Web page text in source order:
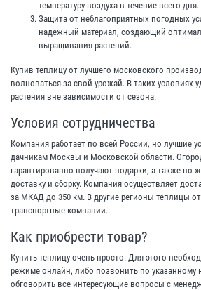
температуру воздуха в течение всего дня.
Защита от неблагоприятных погодных
надежный материал, создающий
выращивания растений.
Купив теплицу от лучшего московского
волноваться за свой урожай. В таких условиях
растения вне зависимости от сезона.
Условия сотрудничества
Компания работает по всей России, но лучшие
дачникам Москвы и Московской области.
гарантированно получают подарки, а также по
доставку и сборку. Компания осуществляет
за МКАД до 350 км. В другие регионы теплицы
транспортные компании.
Как приобрести товар?
Купить теплицу очень просто. Для этого
режиме онлайн, либо позвонить по указанному
обговорить все интересующие вопросы с